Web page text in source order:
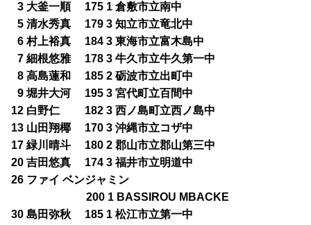
03 大釜一順 175 1 倉敷市立南中
05 清水秀真 179 3 知立市立竜北中
06 村上裕真 184 3 東海市立富木島中
07 細根悠雅 178 3 牛久市立牛久第一中
08 高島蓮和 185 2 砺波市立出町中
09 堀井大河 195 3 宮代町立百間中
12 白野仁 182 3 西ノ島町立西ノ島中
13 山田翔椰 170 3 沖縄市立コザ中
17 緑川晴斗 180 2 郡山市立郡山第三中
20 吉田悠真 174 3 福井市立明道中
26 ファイ ベンジャミン
200 1 BASSIROU MBACKE
30 島田弥秋 185 1 松江市立第一中